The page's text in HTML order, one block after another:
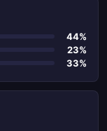
44%
23%
33%